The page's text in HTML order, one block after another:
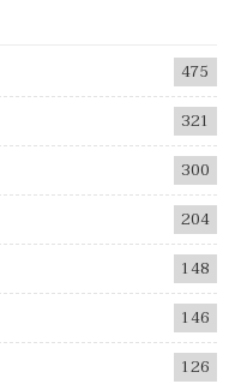
475
321
300
204
148
146
126